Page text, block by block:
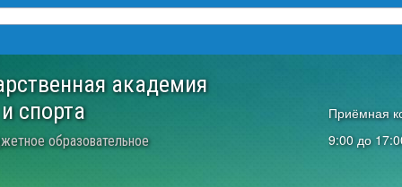
академия
спорта
образовательное
Приёмная
9:00 до